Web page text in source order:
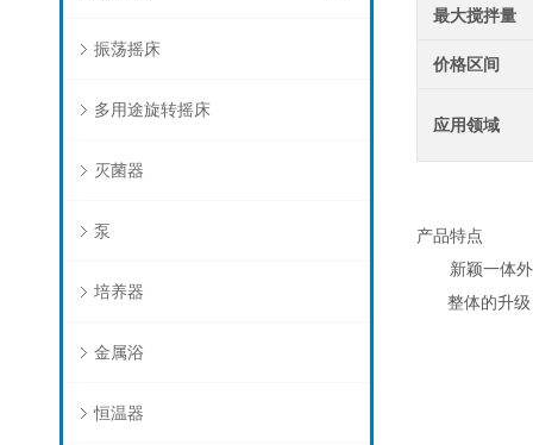
振荡摇床
多用途旋转摇床
灭菌器
泵
培养器
金属浴
恒温器
最大搅拌量
价格区间
应用领域
产品特点
新颖一体外
整体的升级